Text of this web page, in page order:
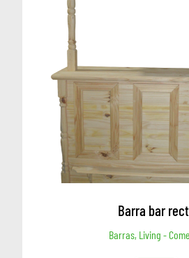
Barra bar
Barras, Living -